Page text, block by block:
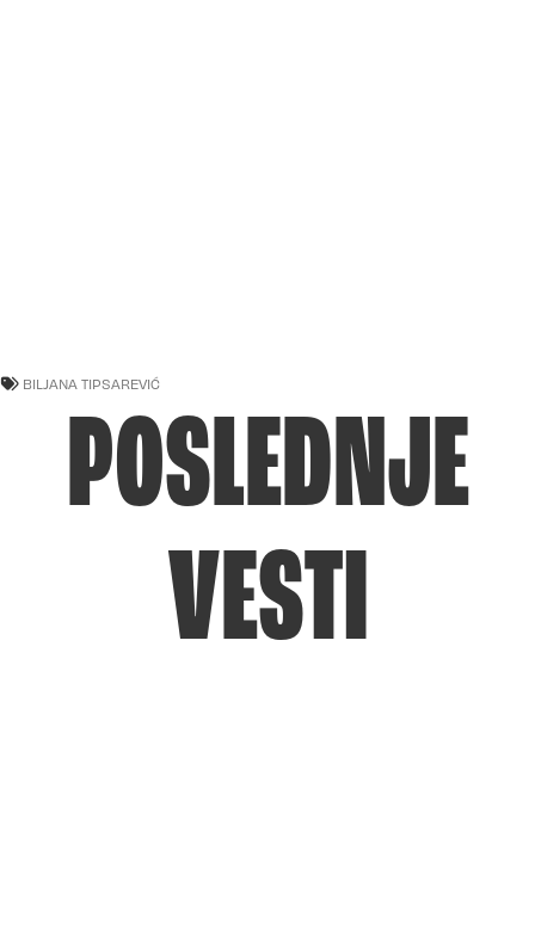
BILJANA TIPSAREVIĆ
POSLEDNJE
VESTI